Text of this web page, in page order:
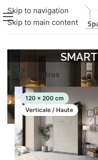
Skip to navigation
Skip to main content
Affichage de 1–30 sur
Filtres
120 x 200 cm
Verticale / Haute